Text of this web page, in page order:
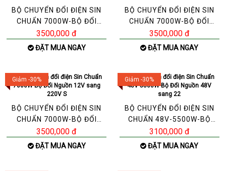
BỘ CHUYỂN ĐỔI ĐIỆN SIN
CHUẨN 7000W-BỘ ĐỔI
NGUỒN 48V SANG 220V S
3500,000 đ
ĐẶT MUA NGAY
BỘ CHUYỂN ĐỔI ĐIỆN SIN
CHUẨN 7000W-BỘ ĐỔI
NGUỒN 24V SANG 220V S
3500,000 đ
ĐẶT MUA NGAY
Giảm -30%
BỘ CHUYỂN ĐỔI ĐIỆN SIN
CHUẨN 7000W-BỘ ĐỔI
NGUỒN 12V SANG 220V S
3500,000 đ
ĐẶT MUA NGAY
Giảm -30%
BỘ CHUYỂN ĐỔI ĐIỆN SIN
CHUẨN 48V-5500W-BỘ
ĐỔI NGUỒN 48V SANG 22
3100,000 đ
ĐẶT MUA NGAY